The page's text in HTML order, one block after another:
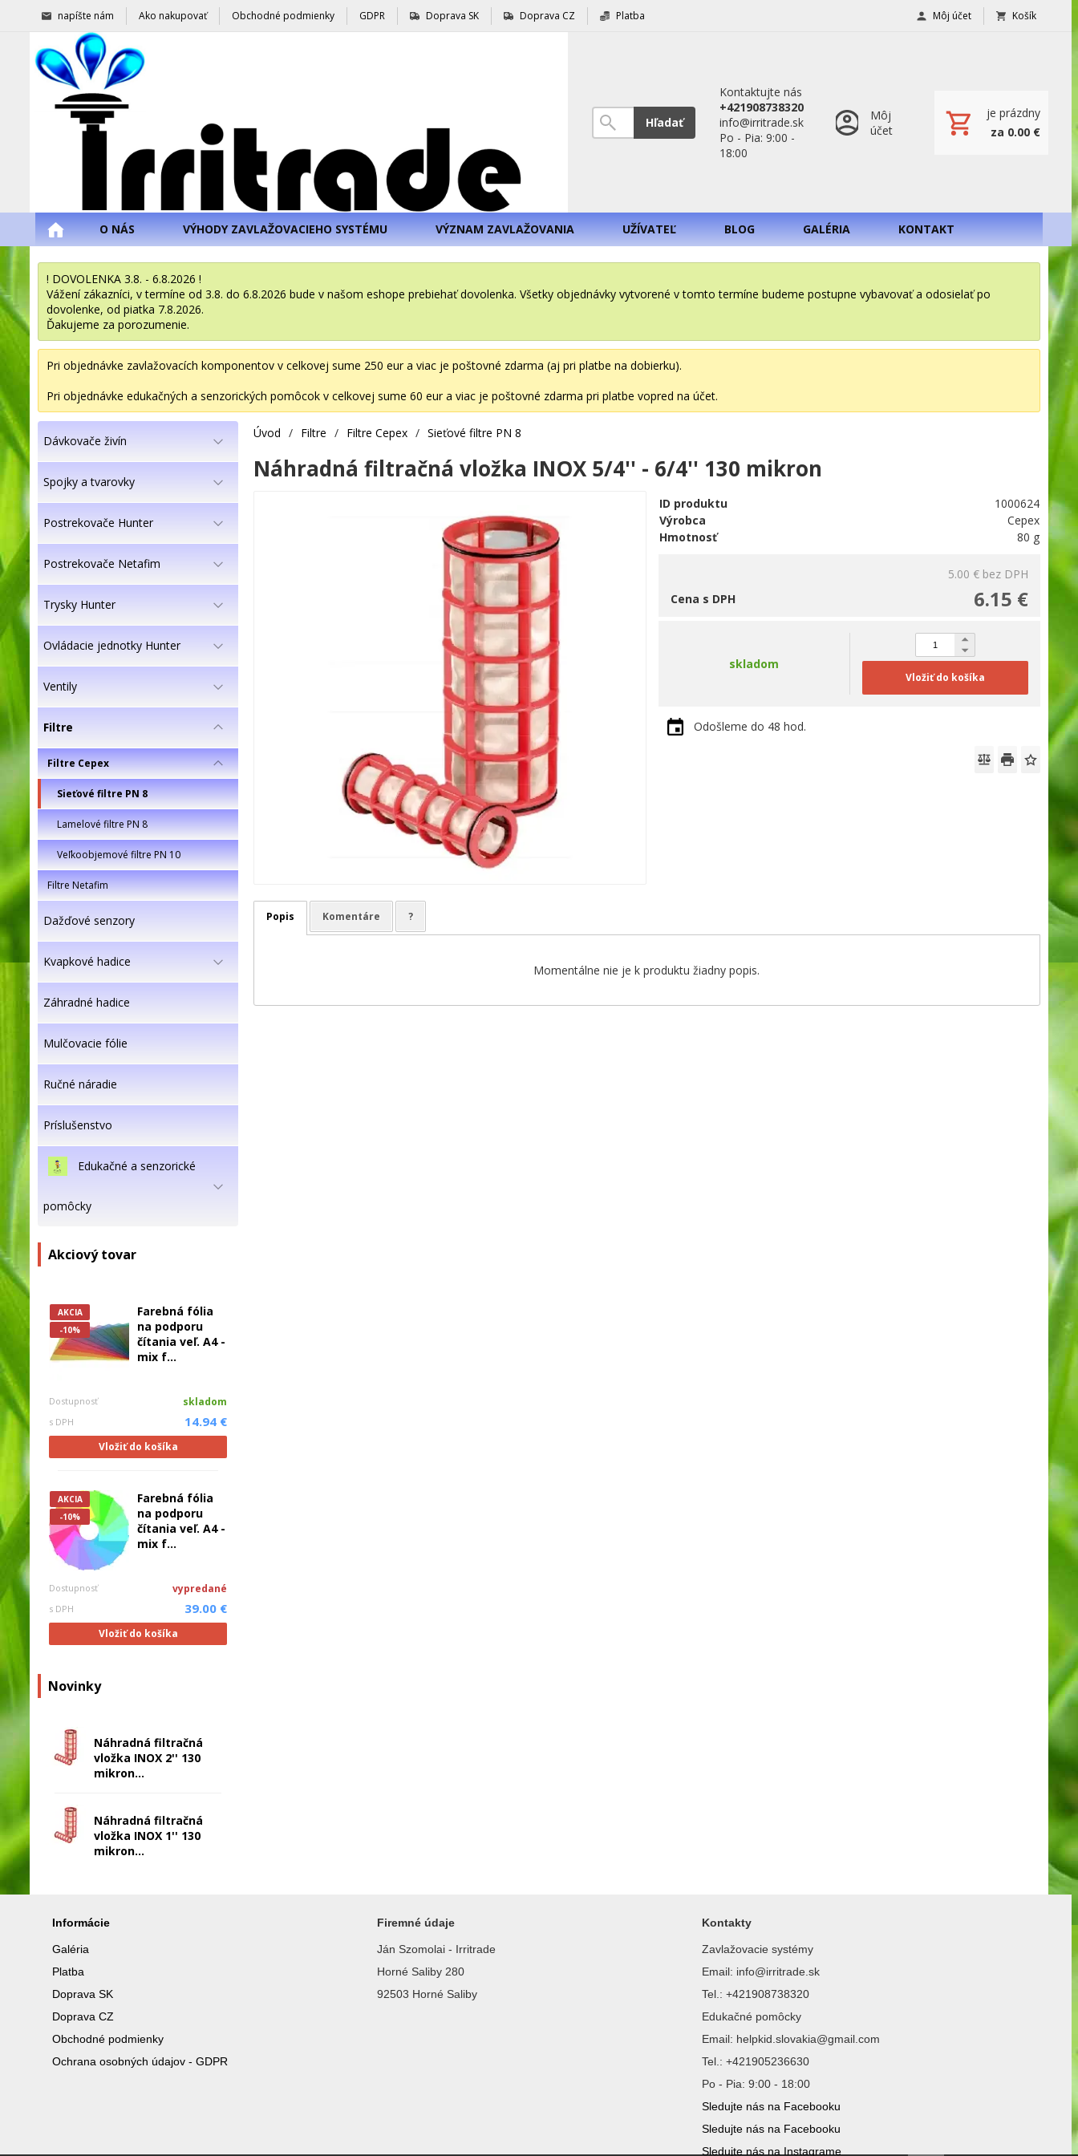
napíšte nám Ako nakupovať Obchodné podmienky GDPR Doprava SK Doprava CZ Platba Môj účet Košík
Hľadať
Kontaktujte nás
+421908738320
info@irritrade.sk
Po - Pia: 9:00 -
18:00
Môj
účet
je prázdny
za 0.00 €
O NÁS VÝHODY ZAVLAŽOVACIEHO SYSTÉMU VÝZNAM ZAVLAŽOVANIA UŽÍVATEĽ BLOG GALÉRIA KONTAKT
! DOVOLENKA 3.8. - 6.8.2026 !
Vážení zákazníci, v termíne od 3.8. do 6.8.2026 bude v našom eshope prebiehať dovolenka. Všetky objednávky vytvorené v tomto termíne budeme postupne vybavovať a odosielať po
dovolenke, od piatka 7.8.2026.
Ďakujeme za porozumenie.
Pri objednávke zavlažovacích komponentov v celkovej sume 250 eur a viac je poštovné zdarma (aj pri platbe na dobierku).
Pri objednávke edukačných a senzorických pomôcok v celkovej sume 60 eur a viac je poštovné zdarma pri platbe vopred na účet.
Dávkovače živín
Spojky a tvarovky
Postrekovače Hunter
Postrekovače Netafim
Trysky Hunter
Ovládacie jednotky Hunter
Ventily
Filtre
Filtre Cepex
Sieťové filtre PN 8
Lamelové filtre PN 8
Veľkoobjemové filtre PN 10
Filtre Netafim
Dažďové senzory
Kvapkové hadice
Záhradné hadice
Mulčovacie fólie
Ručné náradie
Príslušenstvo
Edukačné a senzorické
pomôcky
Akciový tovar
AKCIA
-10%
Farebná fólia
na podporu
čítania veľ. A4 -
mix f...
Dostupnosť skladom
s DPH 14.94 €
Vložiť do košíka
AKCIA
-10%
Farebná fólia
na podporu
čítania veľ. A4 -
mix f...
Dostupnosť vypredané
s DPH 39.00 €
Vložiť do košíka
Novinky
Náhradná filtračná
vložka INOX 2'' 130
mikron...
Náhradná filtračná
vložka INOX 1'' 130
mikron...
Úvod / Filtre / Filtre Cepex / Sieťové filtre PN 8
Náhradná filtračná vložka INOX 5/4'' - 6/4'' 130 mikron
ID produktu
1000624
Výrobca
Cepex
Hmotnosť
80 g
5.00 € bez DPH
6.15 €
Cena s DPH
skladom
Vložiť do košíka
Odošleme do 48 hod.
Popis Komentáre ?
Momentálne nie je k produktu žiadny popis.
Informácie
Galéria
Platba
Doprava SK
Doprava CZ
Obchodné podmienky
Ochrana osobných údajov - GDPR
Firemné údaje
Ján Szomolai - Irritrade
Horné Saliby 280
92503 Horné Saliby
Kontakty
Zavlažovacie systémy
Email: info@irritrade.sk
Tel.: +421908738320
Edukačné pomôcky
Email: helpkid.slovakia@gmail.com
Tel.: +421905236630
Po - Pia: 9:00 - 18:00
Sledujte nás na Facebooku
Sledujte nás na Facebooku
Sledujte nás na Instagrame